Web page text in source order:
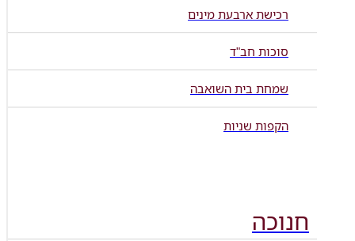
רכישת ארבעת מינים
סוכות חב"ד
שמחת בית השואבה
הקפות שניות
חנוכה